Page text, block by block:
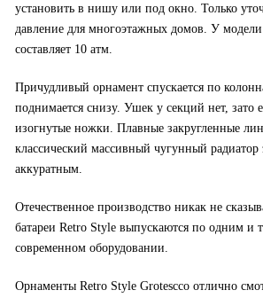
установить в нишу или под окно. Только
давление для многоэтажных домов. У
составляет 10 атм.
Причудливый орнамент спускается по
поднимается снизу. Ушек у секций нет, зато
изогнутые ножки. Плавные закругленные
классический массивный чугунный радиатор
аккуратным.
Отечественное производство никак не
батареи Retro Style выпускаются по одним и
современном оборудовании.
Орнаменты Retro Style Grotescco отлично